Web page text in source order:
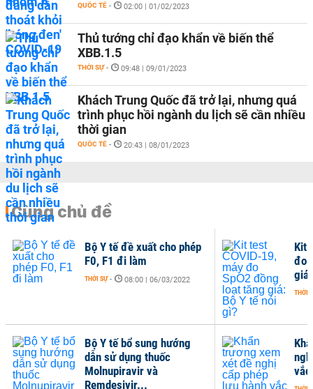
QUỐC TẾ - 02:00 | 01/02/2023
Thủ tướng chỉ đạo khẩn về biến thể
XBB.1.5
THỜI SỰ - 09:48 | 09/01/2023
Khách Trung Quốc đã trở lại, nhưng quá
trình phục hồi ngành du lịch sẽ cần nhiều
thời gian
QUỐC TẾ - 20:43 | 08/01/2023
Cùng chủ đề
vắc
Bộ Y tế đề xuất cho phép
F0, F1 đi làm
THỜI SỰ - 08:00 | 06/03/2022
Bộ Y tế bổ sung hướng
dẫn sử dụng thuốc
Molnupiravir và
Remdesivir...
Kit
đo
THỜI